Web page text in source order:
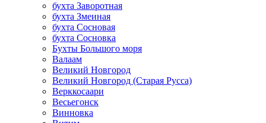
бухта Заворотная
бухта Змеиная
бухта Сосновая
бухта Сосновка
Бухты Большого моря
Валаам
Великий Новгород
Великий Новгород (Старая Русса)
Верккосаари
Весьегонск
Винновка